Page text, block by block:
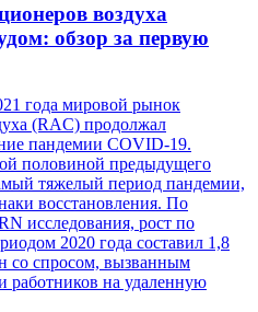
воздуха
обзор за первую
года мировой рынок
(RAC) продолжал
пандемии COVID-19.
половиной предыдущего
тяжелый период пандемии,
восстановления. По
исследования, рост по
2020 года составил 1,8
со спросом, вызванным
работников на удаленную